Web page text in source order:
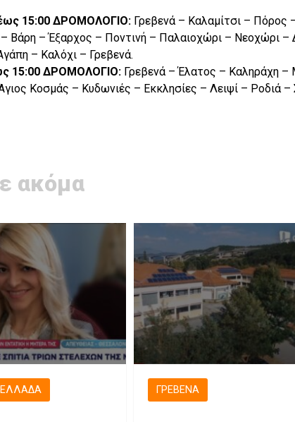
15:00 ΔΡΟΜΟΛΟΓΙΟ: Γρεβενά – Καλαμίτσι – Πόρος
Βάρη – Έξαρχος – Ποντινή – Παλαιοχώρι – Νεοχώρι –
– Καλόχι – Γρεβενά.
15:00 ΔΡΟΜΟΛΟΓΙΟ: Γρεβενά – Έλατος – Καληράχη –
Κοσμάς – Κυδωνιές – Εκκλησίες – Λειψί – Ροδιά –
ακόμα
ΕΛΛΆΔΑ ΓΡΕΒΕΝΆ